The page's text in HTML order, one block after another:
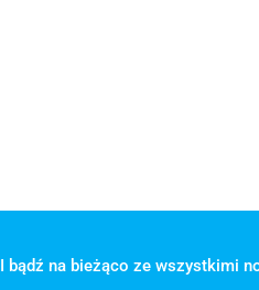
I bądź na bieżąco ze wszystkimi